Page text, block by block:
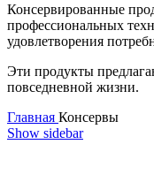
Консервированные
профессиональных
удовлетворения
Эти продукты
повседневной жизни.
Главная Консервы
Show sidebar